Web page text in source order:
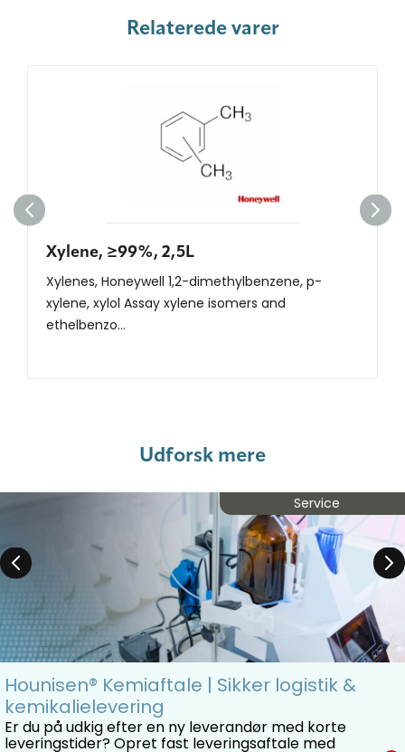
Relaterede varer
Xylene, ≥99%, 2,5L
Xylenes, Honeywell 1,2-dimethylbenzene, p-
xylene, xylol Assay xylene isomers and
ethelbenzo...
Udforsk mere
Service
Hounisen® Kemiaftale | Sikker logistik &
kemikalielevering
Er du på udkig efter en ny leverandør med korte
leveringstider? Opret fast leveringsaftale med